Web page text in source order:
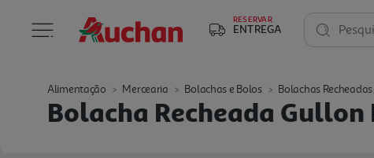
RESERVAR
ENTREGA
Alimentação Mercearia Bolachas e Bolos Bolachas
Bolacha Recheada